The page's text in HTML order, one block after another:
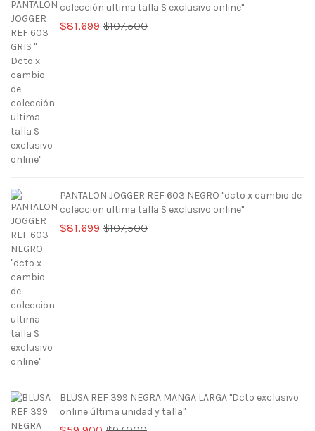
colección ultima talla S exclusivo online"
$107,500El
$81,699
El
PANTALON JOGGER REF 603 NEGRO "dcto x cambio de
coleccion ultima talla S exclusivo online"
$107,500El
$81,699
El
BLUSA REF 399 NEGRA MANGA LARGA "Dcto exclusivo
online última unidad y talla"